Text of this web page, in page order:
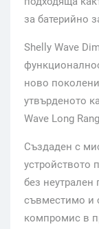
за батерийно
Shelly Wave
ново
утвърденото
Wave Long
Създаден с
устройството
без неутрален
съвместимо и
компромис в